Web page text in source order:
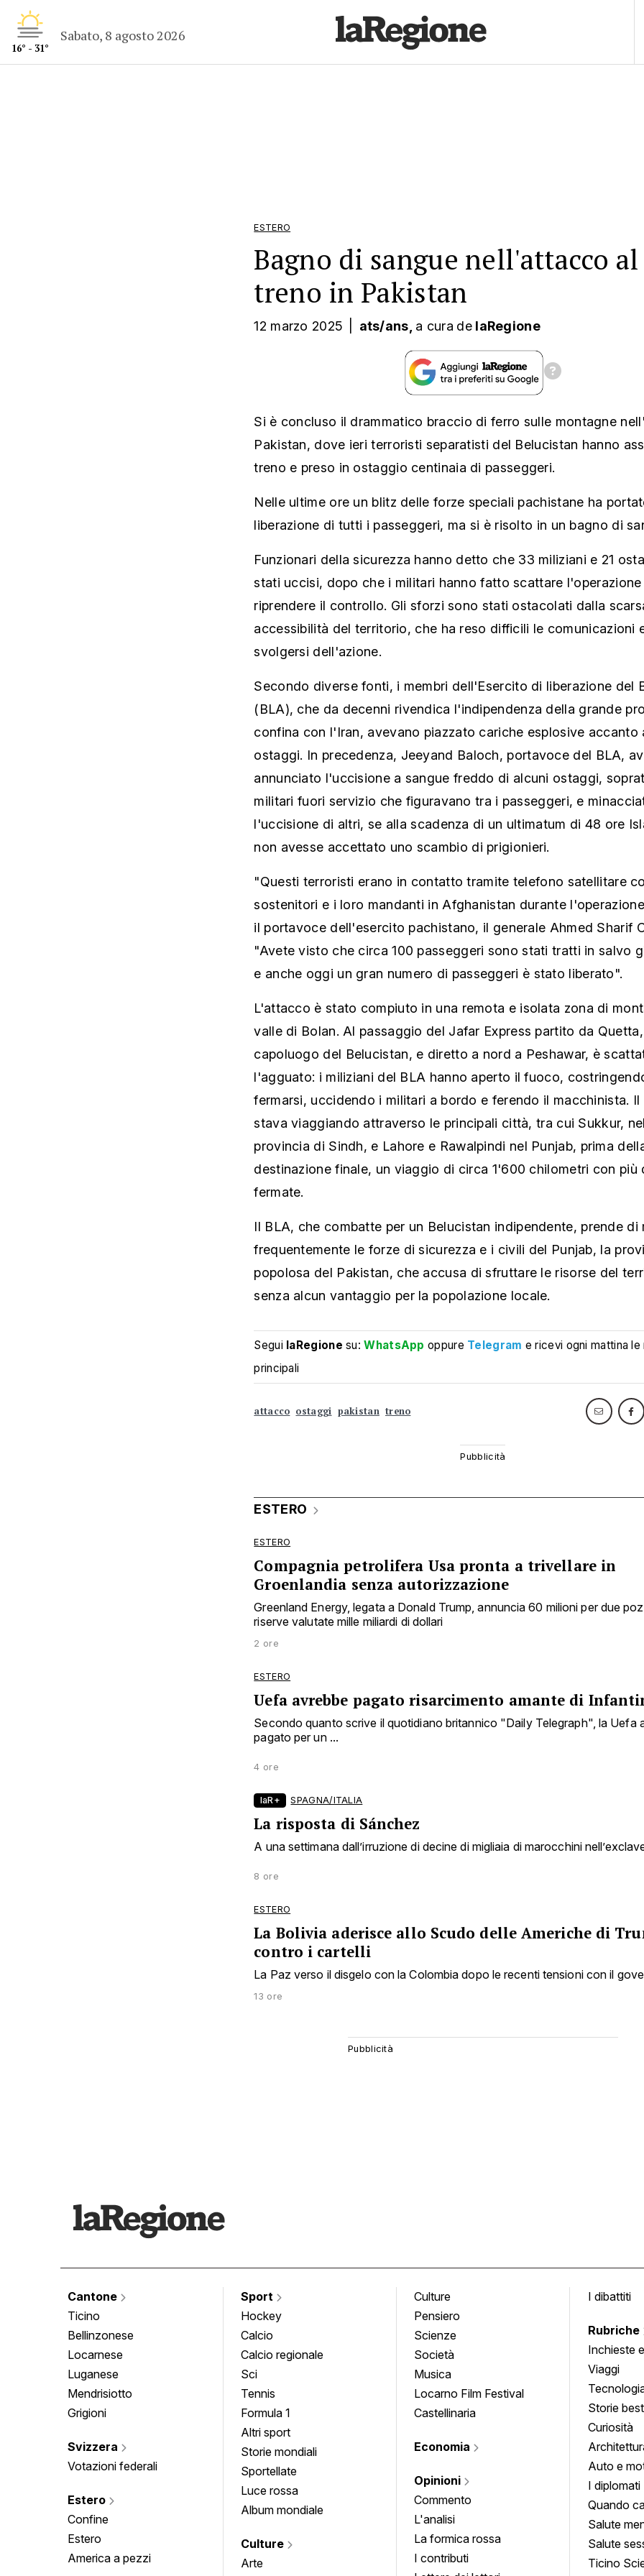
16° - 31°
Sabato, 8 agosto 2026
ESTERO
Bagno di sangue nell'attacco al
treno in Pakistan
12 marzo 2025 ats/ans, a cura de laRegione
Si è concluso il drammatico braccio di ferro sulle montagne
Pakistan, dove ieri terroristi separatisti del Belucistan hanno
treno e preso in ostaggio centinaia di passeggeri.
Nelle ultime ore un blitz delle forze speciali pachistane ha
liberazione di tutti i passeggeri, ma si è risolto in un bagno di
Funzionari della sicurezza hanno detto che 33 miliziani e 21
stati uccisi, dopo che i militari hanno fatto scattare l'operazione
riprendere il controllo. Gli sforzi sono stati ostacolati dalla
accessibilità del territorio, che ha reso difficili le comunicazioni
svolgersi dell'azione.
Secondo diverse fonti, i membri dell'Esercito di liberazione del
(BLA), che da decenni rivendica l'indipendenza della grande
confina con l'Iran, avevano piazzato cariche esplosive accanto
ostaggi. In precedenza, Jeeyand Baloch, portavoce del BLA,
annunciato l'uccisione a sangue freddo di alcuni ostaggi,
militari fuori servizio che figuravano tra i passeggeri, e
l'uccisione di altri, se alla scadenza di un ultimatum di 48 ore
non avesse accettato uno scambio di prigionieri.
"Questi terroristi erano in contatto tramite telefono satellitare
sostenitori e i loro mandanti in Afghanistan durante
il portavoce dell'esercito pachistano, il generale Ahmed Sharif
"Avete visto che circa 100 passeggeri sono stati tratti in salvo
e anche oggi un gran numero di passeggeri è stato liberato".
L'attacco è stato compiuto in una remota e isolata zona di
valle di Bolan. Al passaggio del Jafar Express partito da Quetta,
capoluogo del Belucistan, e diretto a nord a Peshawar, è
l'agguato: i miliziani del BLA hanno aperto il fuoco,
fermarsi, uccidendo i militari a bordo e ferendo il macchinista. Il
stava viaggiando attraverso le principali città, tra cui Sukkur,
provincia di Sindh, e Lahore e Rawalpindi nel Punjab, prima
destinazione finale, un viaggio di circa 1'600 chilometri con più
fermate.
Il BLA, che combatte per un Belucistan indipendente, prende di
frequentemente le forze di sicurezza e i civili del Punjab, la
popolosa del Pakistan, che accusa di sfruttare le risorse del
senza alcun vantaggio per la popolazione locale.
Segui laRegione su:WhatsApp oppure Telegram e ricevi ogni mattina le
principali
attacco ostaggi pakistan treno
ESTERO
ESTERO
Compagnia petrolifera Usa pronta a trivellare in
Groenlandia senza autorizzazione
Greenland Energy, legata a Donald Trump, annuncia 60 milioni per due
riserve valutate mille miliardi di dollari
2 ore
ESTERO
Uefa avrebbe pagato risarcimento amante di
Secondo quanto scrive il quotidiano britannico "Daily Telegraph", la Uefa
pagato per un ...
4 ore
laR+ SPAGNA/ITALIA
La risposta di Sánchez
A una settimana dall’irruzione di decine di migliaia di marocchini
8 ore
ESTERO
La Bolivia aderisce allo Scudo delle Americhe di
contro i cartelli
La Paz verso il disgelo con la Colombia dopo le recenti tensioni con il
13 ore
Cantone
Ticino
Bellinzonese
Locarnese
Luganese
Mendrisiotto
Grigioni
Svizzera
Votazioni federali
Estero
Confine
Estero
America a pezzi
Sport
Hockey
Calcio
Calcio regionale
Sci
Tennis
Formula 1
Altri sport
Storie mondiali
Sportellate
Luce rossa
Album mondiale
Culture
Arte
Culture
Pensiero
Scienze
Società
Musica
Locarno Film Festival
Castellinaria
Economia
Opinioni
Commento
L'analisi
La formica rossa
I contributi
I dibattiti
Rubriche
Inchieste e
Viaggi
Storie
Curiosità
Auto e
I diplomati
Quando
Salute
Salute
Ticino